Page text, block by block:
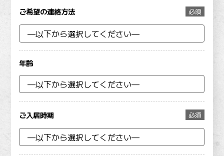
ご希望の連絡方法 必須
年齢
ご入居時期 必須